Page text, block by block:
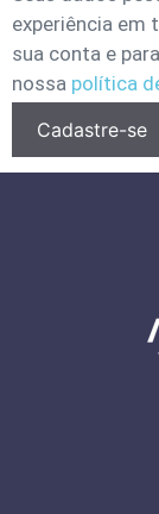
experiência em
sua conta e
nossa política
Cadastre-se